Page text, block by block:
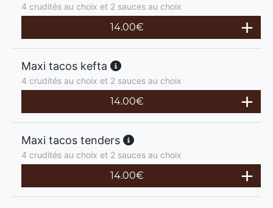
4 crudités au choix et 2 sauces au choix
14.00€
Maxi tacos kefta
4 crudités au choix et 2 sauces au choix
14.00€
Maxi tacos tenders
4 crudités au choix et 2 sauces au choix
14.00€